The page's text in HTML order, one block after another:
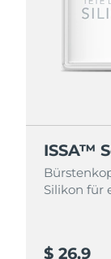
ISSA™
Silikon für
$ 26,9